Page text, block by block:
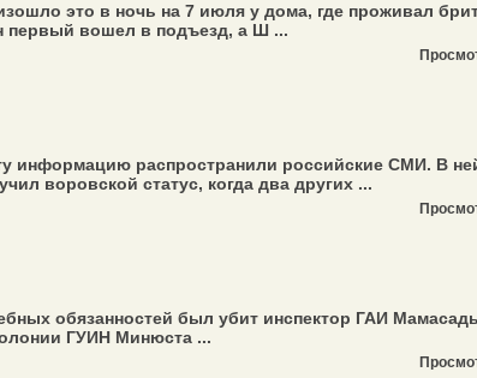
это в ночь на 7 июля у дома, где проживал
первый вошел в подъезд, а Ш ...
информацию распространили российские СМИ. В
воровской статус, когда два других ...
обязанностей был убит инспектор ГАИ
ГУИН Минюста ...